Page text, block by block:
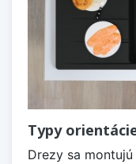
Typy
Drezy sa